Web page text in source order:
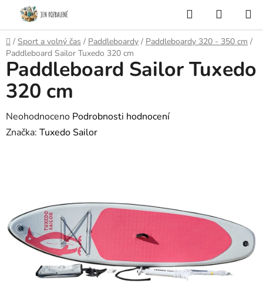
Přejít
obsah
Hledat
KOŠÍK
Domů
/ Sport a volný čas / Paddleboardy / Paddleboardy 320 - 350 cm /
Paddleboard Sailor Tuxedo 320 cm
Paddleboard Sailor Tuxedo
320 cm
Průměrné
hodnocení
hvězdiček.
Neohodnoceno Podrobnosti hodnocení
Značka: Tuxedo Sailor